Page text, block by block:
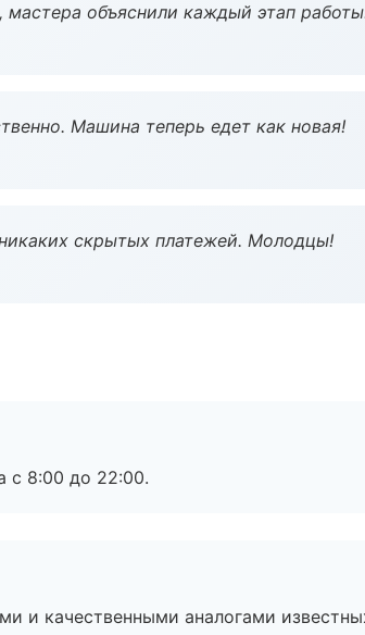
объяснили каждый этап
Машина теперь едет как новая!
скрытых платежей. Молодцы!
с 8:00 до 22:00.
и качественными аналогами